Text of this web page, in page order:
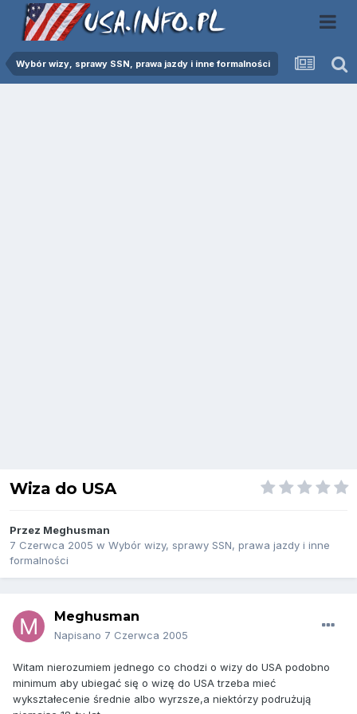
Wybór wizy, sprawy SSN, prawa jazdy i inne formalności
Wiza do USA
Przez Meghusman
7 Czerwca 2005 w Wybór wizy, sprawy SSN, prawa jazdy i inne
formalności
Meghusman
Napisano 7 Czerwca 2005
Witam nierozumiem jednego co chodzi o wizy do USA podobno
minimum aby ubiegać się o wizę do USA trzeba mieć
wykształecenie średnie albo wyrzsze,a niektórzy podrużują